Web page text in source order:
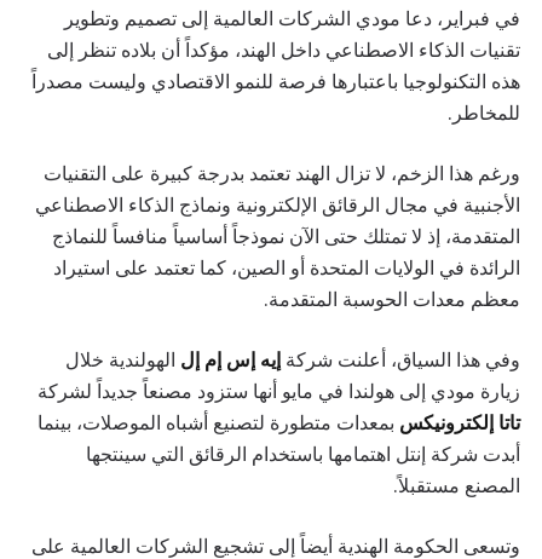
في فبراير، دعا مودي الشركات العالمية إلى تصميم وتطوير
تقنيات الذكاء الاصطناعي داخل الهند، مؤكداً أن بلاده تنظر إلى
هذه التكنولوجيا باعتبارها فرصة للنمو الاقتصادي وليست مصدراً
للمخاطر.
ورغم هذا الزخم، لا تزال الهند تعتمد بدرجة كبيرة على التقنيات
الأجنبية في مجال الرقائق الإلكترونية ونماذج الذكاء الاصطناعي
المتقدمة، إذ لا تمتلك حتى الآن نموذجاً أساسياً منافساً للنماذج
الرائدة في الولايات المتحدة أو الصين، كما تعتمد على استيراد
معظم معدات الحوسبة المتقدمة.
وفي هذا السياق، أعلنت شركة إيه إس إم إل الهولندية خلال
زيارة مودي إلى هولندا في مايو أنها ستزود مصنعاً جديداً لشركة
تاتا إلكترونيكس بمعدات متطورة لتصنيع أشباه الموصلات، بينما
أبدت شركة إنتل اهتمامها باستخدام الرقائق التي سينتجها
المصنع مستقبلاً.
وتسعى الحكومة الهندية أيضاً إلى تشجيع الشركات العالمية على